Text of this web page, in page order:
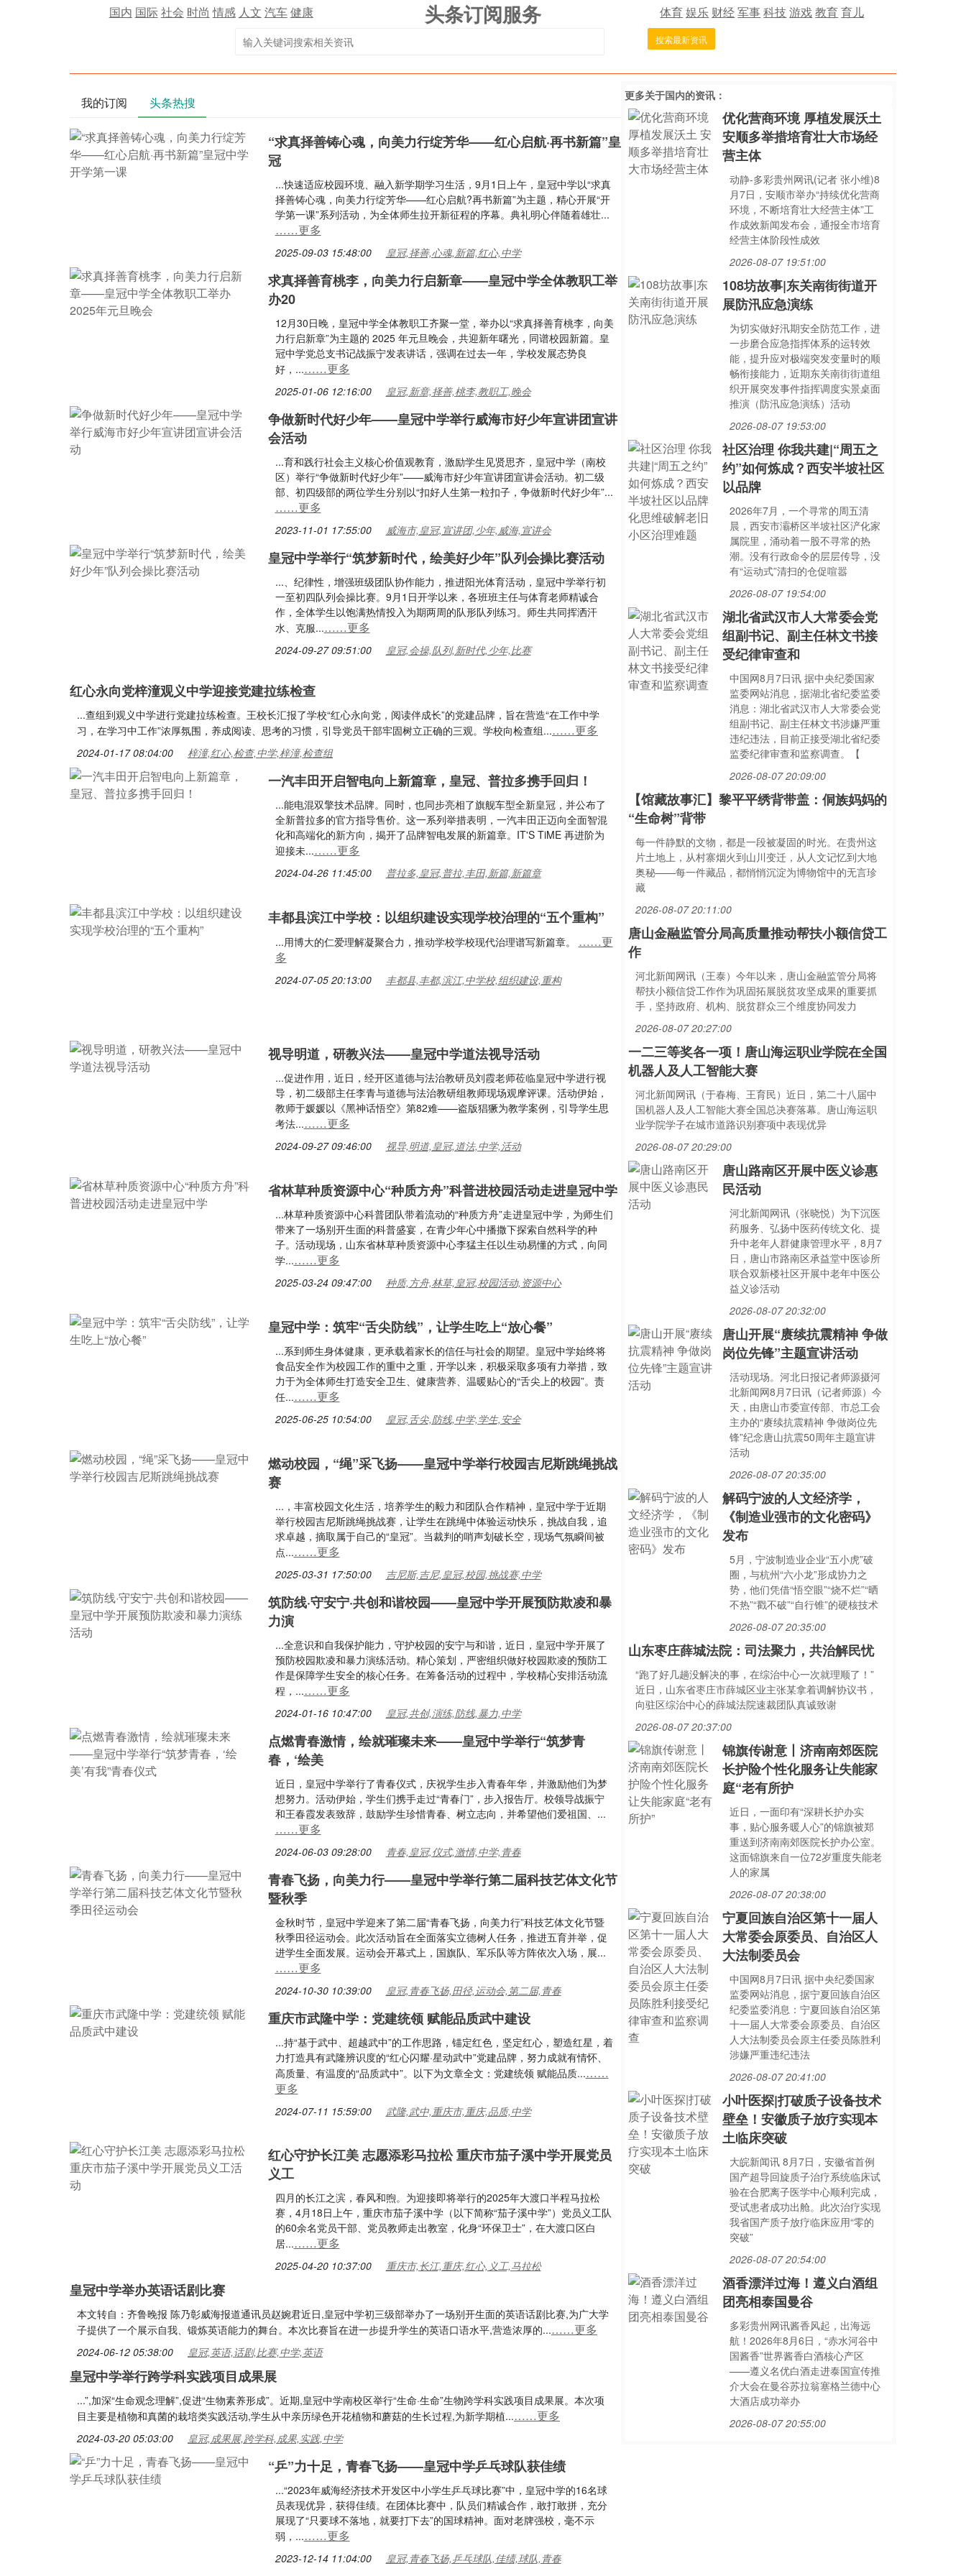
国内 国际社会 时尚 情感 人文 汽车健康 头条订阅服务 体育娱乐 财经军事科技游戏教育育儿
搜索最新资讯
我的订阅 头条热搜
“求真择善铸心魂，向美力行绽芳华——红心启航·再书新篇”皇
冠
...快速适应校园环境、融入新学期学习生活，9月1日上午，皇冠中学以“求真
择善铸心魂，向美力行绽芳华——红心启航?再书新篇”为主题，精心开展“开
学第一课”系列活动，为全体师生拉开新征程的序幕。典礼明心伴随着雄壮...
……更多
2025-09-03 15:48:00 皇冠,择善,心魂,新篇,红心,中学
求真择善育桃李，向美力行启新章——皇冠中学全体教职工举
办20
12月30日晚，皇冠中学全体教职工齐聚一堂，举办以“求真择善育桃李，向美
力行启新章”为主题的 2025 年元旦晚会，共迎新年曙光，同谱校园新篇。皇
冠中学党总支书记战振宁发表讲话，强调在过去一年，学校发展态势良
好，...……更多
2025-01-06 12:16:00 皇冠,新章,择善,桃李,教职工,晚会
争做新时代好少年——皇冠中学举行威海市好少年宣讲团宣讲
会活动
...育和践行社会主义核心价值观教育，激励学生见贤思齐，皇冠中学（南校
区）举行“争做新时代好少年”——威海市好少年宣讲团宣讲会活动。初二级
部、初四级部的两位学生分别以“扣好人生第一粒扣子，争做新时代好少年”...
……更多
2023-11-01 17:55:00 威海市,皇冠,宣讲团,少年,威海,宣讲会
皇冠中学举行“筑梦新时代，绘美好少年”队列会操比赛活动
...、纪律性，增强班级团队协作能力，推进阳光体育活动，皇冠中学举行初
一至初四队列会操比赛。9月1日开学以来，各班班主任与体育老师精诚合
作，全体学生以饱满热情投入为期两周的队形队列练习。师生共同挥洒汗
水、克服...……更多
2024-09-27 09:51:00 皇冠,会操,队列,新时代,少年,比赛
红心永向党梓潼观义中学迎接党建拉练检查
...查组到观义中学进行党建拉练检查。王校长汇报了学校“红心永向党，阅读伴成长”的党建品牌，旨在营造“在工作中学
习，在学习中工作”浓厚氛围，养成阅读、思考的习惯，引导党员干部牢固树立正确的三观。学校向检查组...……更多
2024-01-17 08:04:00 梓潼,红心,检查,中学,梓潼,检查组
一汽丰田开启智电向上新篇章，皇冠、普拉多携手回归！
...能电混双擎技术品牌。同时，也同步亮相了旗舰车型全新皇冠，并公布了
全新普拉多的官方指导售价。这一系列举措表明，一汽丰田正迈向全面智混
化和高端化的新方向，揭开了品牌智电发展的新篇章。IT'S TiME 再进阶为
迎接未...……更多
2024-04-26 11:45:00 普拉多,皇冠,普拉,丰田,新篇,新篇章
丰都县滨江中学校：以组织建设实现学校治理的“五个重构”
...用博大的仁爱理解凝聚合力，推动学校学校现代治理谱写新篇章。 ……更
多
2024-07-05 20:13:00 丰都县,丰都,滨江,中学校,组织建设,重构
视导明道，研教兴法——皇冠中学道法视导活动
...促进作用，近日，经开区道德与法治教研员刘霞老师莅临皇冠中学进行视
导，初二级部主任李青与道德与法治教研组教师现场观摩评课。活动伊始，
教师于媛媛以《黑神话悟空》第82难——盗版猖獗为教学案例，引导学生思
考法...……更多
2024-09-27 09:46:00 视导,明道,皇冠,道法,中学,活动
省林草种质资源中心“种质方舟”科普进校园活动走进皇冠中学
...林草种质资源中心科普团队带着流动的“种质方舟”走进皇冠中学，为师生们
带来了一场别开生面的科普盛宴，在青少年心中播撒下探索自然科学的种
子。活动现场，山东省林草种质资源中心李猛主任以生动易懂的方式，向同
学...……更多
2025-03-24 09:47:00 种质,方舟,林草,皇冠,校园活动,资源中心
皇冠中学：筑牢“舌尖防线”，让学生吃上“放心餐”
...系到师生身体健康，更承载着家长的信任与社会的期望。皇冠中学始终将
食品安全作为校园工作的重中之重，开学以来，积极采取多项有力举措，致
力于为全体师生打造安全卫生、健康营养、温暖贴心的“舌尖上的校园”。责
任...……更多
2025-06-25 10:54:00 皇冠,舌尖,防线,中学,学生,安全
燃动校园，“绳”采飞扬——皇冠中学举行校园吉尼斯跳绳挑战
赛
...，丰富校园文化生活，培养学生的毅力和团队合作精神，皇冠中学于近期
举行校园吉尼斯跳绳挑战赛，让学生在跳绳中体验运动快乐，挑战自我，追
求卓越，摘取属于自己的“皇冠”。当裁判的哨声划破长空，现场气氛瞬间被
点...……更多
2025-03-31 17:50:00 吉尼斯,吉尼,皇冠,校园,挑战赛,中学
筑防线·守安宁·共创和谐校园——皇冠中学开展预防欺凌和暴
力演
...全意识和自我保护能力，守护校园的安宁与和谐，近日，皇冠中学开展了
预防校园欺凌和暴力演练活动。精心策划，严密组织做好校园欺凌的预防工
作是保障学生安全的核心任务。在筹备活动的过程中，学校精心安排活动流
程，...……更多
2024-01-16 10:47:00 皇冠,共创,演练,防线,暴力,中学
点燃青春激情，绘就璀璨未来——皇冠中学举行“筑梦青
春，‘绘美
近日，皇冠中学举行了青春仪式，庆祝学生步入青春年华，并激励他们为梦
想努力。活动伊始，学生们携手走过“青春门”，步入报告厅。校领导战振宁
和王春霞发表致辞，鼓励学生珍惜青春、树立志向，并希望他们爱祖国、...
……更多
2024-06-03 09:28:00 青春,皇冠,仪式,激情,中学,青春
青春飞扬，向美力行——皇冠中学举行第二届科技艺体文化节
暨秋季
金秋时节，皇冠中学迎来了第二届“青春飞扬，向美力行”科技艺体文化节暨
秋季田径运动会。此次活动旨在全面落实立德树人任务，推进五育并举，促
进学生全面发展。运动会开幕式上，国旗队、军乐队等方阵依次入场，展...
……更多
2024-10-30 10:39:00 皇冠,青春飞扬,田径,运动会,第二届,青春
重庆市武隆中学：党建统领 赋能品质武中建设
...持“基于武中、超越武中”的工作思路，锚定红色，坚定红心，塑造红星，着
力打造具有武隆辨识度的“红心闪耀·星动武中”党建品牌，努力成就有情怀、
高质量、有温度的“品质武中”。以下为文章全文：党建统领 赋能品质...……
更多
2024-07-11 15:59:00 武隆,武中,重庆市,重庆,品质,中学
红心守护长江美 志愿添彩马拉松 重庆市茄子溪中学开展党员
义工
四月的长江之滨，春风和煦。为迎接即将举行的2025年大渡口半程马拉松
赛，4月18日上午，重庆市茄子溪中学（以下简称“茄子溪中学”）党员义工队
的60余名党员干部、党员教师走出教室，化身“环保卫士”，在大渡口区白
居...……更多
2025-04-20 10:37:00 重庆市,长江,重庆,红心,义工,马拉松
皇冠中学举办英语话剧比赛
本文转自：齐鲁晚报 陈乃彰威海报道通讯员赵婉君近日,皇冠中学初三级部举办了一场别开生面的英语话剧比赛,为广大学
子提供了一个展示自我、锻炼英语能力的舞台。本次比赛旨在进一步提升学生的英语口语水平,营造浓厚的...……更多
2024-06-12 05:38:00 皇冠,英语,话剧,比赛,中学,英语
皇冠中学举行跨学科实践项目成果展
...”,加深“生命观念理解”,促进“生物素养形成”。近期,皇冠中学南校区举行“生命·生命”生物跨学科实践项目成果展。本次项
目主要是植物和真菌的栽培类实践活动,学生从中亲历绿色开花植物和蘑菇的生长过程,为新学期植...……更多
2024-03-20 05:03:00 皇冠,成果展,跨学科,成果,实践,中学
“乒”力十足，青春飞扬——皇冠中学乒乓球队获佳绩
...“2023年威海经济技术开发区中小学生乒乓球比赛”中，皇冠中学的16名球
员表现优异，获得佳绩。在团体比赛中，队员们精诚合作，敢打敢拼，充分
展现了“只要球不落地，就要打下去”的国球精神。面对老牌强校，毫不示
弱，...……更多
2023-12-14 11:04:00 皇冠,青春飞扬,乒乓球队,佳绩,球队,青春
更多关于国内的资讯：
优化营商环境 厚植发展沃土
安顺多举措培育壮大市场经
营主体
动静-多彩贵州网讯(记者 张小维)8
月7日，安顺市举办“持续优化营商
环境，不断培育壮大经营主体”工
作成效新闻发布会，通报全市培育
经营主体阶段性成效
2026-08-07 19:51:00
108坊故事|东关南街街道开
展防汛应急演练
为切实做好汛期安全防范工作，进
一步磨合应急指挥体系的运转效
能，提升应对极端突发变量时的顺
畅衔接能力，近期东关南街街道组
织开展突发事件指挥调度实景桌面
推演（防汛应急演练）活动
2026-08-07 19:53:00
社区治理 你我共建|“周五之
约”如何炼成？西安半坡社区
以品牌
2026年7月，一个寻常的周五清
晨，西安市灞桥区半坡社区浐化家
属院里，涌动着一股不寻常的热
潮。没有行政命令的层层传导，没
有“运动式”清扫的仓促喧嚣
2026-08-07 19:54:00
湖北省武汉市人大常委会党
组副书记、副主任林文书接
受纪律审查和
中国网8月7日讯 据中央纪委国家
监委网站消息，据湖北省纪委监委
消息：湖北省武汉市人大常委会党
组副书记、副主任林文书涉嫌严重
违纪违法，目前正接受湖北省纪委
监委纪律审查和监察调查。【
2026-08-07 20:09:00
【馆藏故事汇】黎平平绣背带盖：侗族妈妈的
“生命树”背带
每一件静默的文物，都是一段被凝固的时光。在贵州这
片土地上，从村寨烟火到山川变迁，从人文记忆到大地
奥秘——每一件藏品，都悄悄沉淀为博物馆中的无言珍
藏
2026-08-07 20:11:00
唐山金融监管分局高质量推动帮扶小额信贷工
作
河北新闻网讯（王泰）今年以来，唐山金融监管分局将
帮扶小额信贷工作作为巩固拓展脱贫攻坚成果的重要抓
手，坚持政府、机构、脱贫群众三个维度协同发力
2026-08-07 20:27:00
一二三等奖各一项！唐山海运职业学院在全国
机器人及人工智能大赛
河北新闻网讯（于春梅、王育民）近日，第二十八届中
国机器人及人工智能大赛全国总决赛落幕。唐山海运职
业学院学子在城市道路识别赛项中表现优异
2026-08-07 20:29:00
唐山路南区开展中医义诊惠
民活动
河北新闻网讯（张晓悦）为下沉医
药服务、弘扬中医药传统文化、提
升中老年人群健康管理水平，8月7
日，唐山市路南区承益堂中医诊所
联合双新楼社区开展中老年中医公
益义诊活动
2026-08-07 20:32:00
唐山开展“赓续抗震精神 争做
岗位先锋”主题宣讲活动
活动现场。河北日报记者师源摄河
北新闻网8月7日讯（记者师源）今
天，由唐山市委宣传部、市总工会
主办的“赓续抗震精神 争做岗位先
锋”纪念唐山抗震50周年主题宣讲
活动
2026-08-07 20:35:00
解码宁波的人文经济学，
《制造业强市的文化密码》
发布
5月，宁波制造业企业“五小虎”破
圈，与杭州“六小龙”形成协力之
势，他们凭借“悟空眼”“烧不烂”“晒
不热”“戳不破”“自行锥”的硬核技术
2026-08-07 20:35:00
山东枣庄薛城法院：司法聚力，共治解民忧
“跑了好几趟没解决的事，在综治中心一次就理顺了！”
近日，山东省枣庄市薛城区业主张某拿着调解协议书，
向驻区综治中心的薛城法院速裁团队真诚致谢
2026-08-07 20:37:00
锦旗传谢意丨济南南郊医院
长护险个性化服务让失能家
庭“老有所护
近日，一面印有“深耕长护办实
事，贴心服务暖人心”的锦旗被郑
重送到济南南郊医院长护办公室。
这面锦旗来自一位72岁重度失能老
人的家属
2026-08-07 20:38:00
宁夏回族自治区第十一届人
大常委会原委员、自治区人
大法制委员会
中国网8月7日讯 据中央纪委国家
监委网站消息，据宁夏回族自治区
纪委监委消息：宁夏回族自治区第
十一届人大常委会原委员、自治区
人大法制委员会原主任委员陈胜利
涉嫌严重违纪违法
2026-08-07 20:41:00
小叶医探|打破质子设备技术
壁垒！安徽质子放疗实现本
土临床突破
大皖新闻讯 8月7日，安徽省首例
国产超导回旋质子治疗系统临床试
验在合肥离子医学中心顺利完成，
受试患者成功出舱。此次治疗实现
我省国产质子放疗临床应用“零的
突破”
2026-08-07 20:54:00
酒香漂洋过海！遵义白酒组
团亮相泰国曼谷
多彩贵州网讯酱香风起，出海远
航！2026年8月6日，“赤水河谷中
国酱香”世界酱香白酒核心产区
——遵义名优白酒走进泰国宣传推
介大会在曼谷苏拉翁塞格兰德中心
大酒店成功举办
2026-08-07 20:55:00